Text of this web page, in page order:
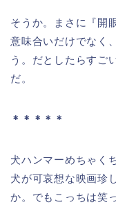
そうか。まさに『開
意味合いだけでなく
う。だとしたらすご
だ。
＊＊＊＊＊
犬ハンマーめちゃく
犬が可哀想な映画珍
か。でもこっちは笑